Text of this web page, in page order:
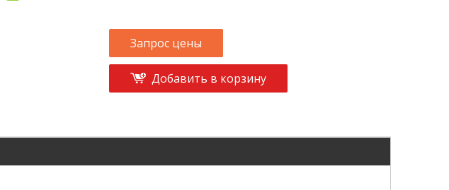
Запрос цены
Добавить в корзину